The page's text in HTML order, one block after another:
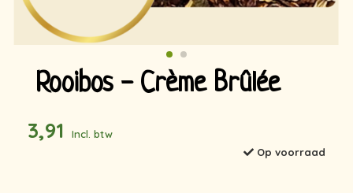
Rooibos - Crème Brûlée
3,91
Incl. btw
Op voorraad